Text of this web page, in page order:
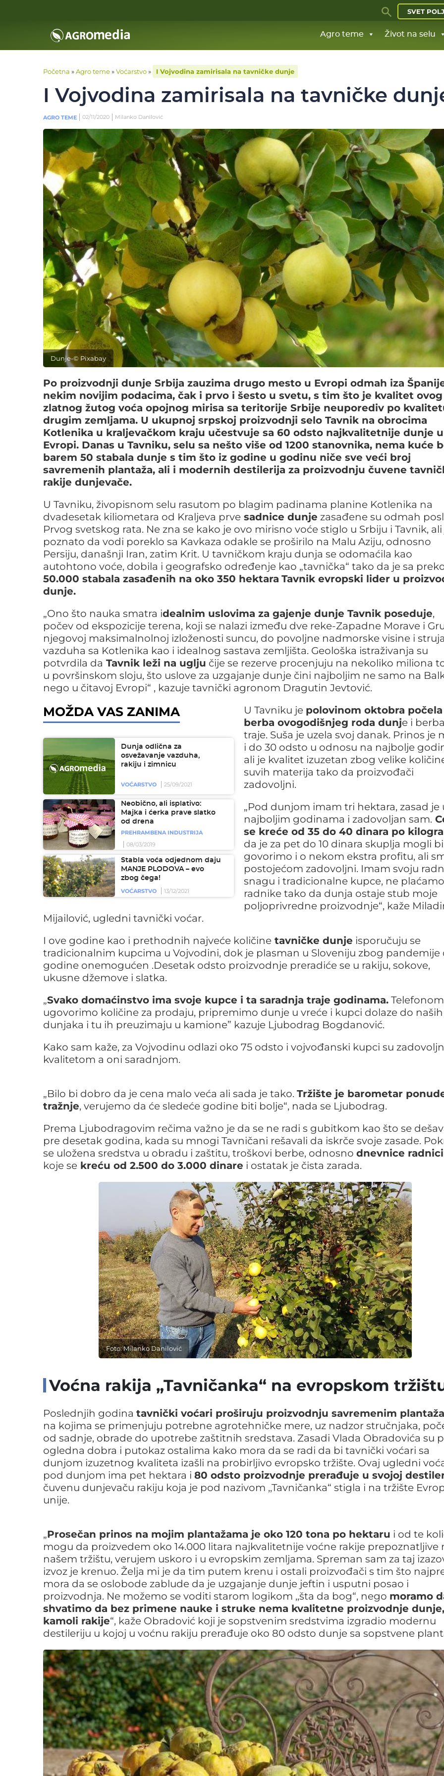
SVET
Agro teme Život na selu
Početna »Agro teme»Voćarstvo» I Vojvodina zamirisala na tavničke dunje
I Vojvodina zamirisala na tavničke
AGRO TEME 02/11/2020 Milanko Danilović
Dunje-© Pixabay
Po proizvodnji dunje Srbija zauzima drugo mesto u Evropi odmah iza
nekim novijim podacima, čak i prvo i šesto u svetu, s tim što je kvalitet ovog
zlatnog žutog voća opojnog mirisa sa teritorije Srbije neuporediv po
drugim zemljama. U ukupnoj srpskoj proizvodnji selo Tavnik na obrocima
Kotlenika u kraljevačkom kraju učestvuje sa 60 odsto najkvalitetnije dunje u
Evropi. Danas u Tavniku, selu sa nešto više od 1200 stanovnika, nema kuće
barem 50 stabala dunje s tim što iz godine u godinu niče sve veći broj
savremenih plantaža, ali i modernih destilerija za proizvodnju čuvene
rakije dunjevače.
U Tavniku, živopisnom selu rasutom po blagim padinama planine Kotlenika na
dvadesetak kiliometara od Kraljeva prve sadnice dunje zasađene su odmah
Prvog svetskog rata. Ne zna se kako je ovo mirisno voće stiglo u Srbiju i Tavnik, ali
poznato da vodi poreklo sa Kavkaza odakle se proširilo na Malu Aziju, odnosno
Persiju, današnji Iran, zatim Krit. U tavničkom kraju dunja se odomaćila kao
autohtono voće, dobila i geografsko određenje kao „tavnička“ tako da je sa
50.000 stabala zasađenih na oko 350 hektara Tavnik evropski lider u
dunje.
„Ono što nauka smatra idealnim uslovima za gajenje dunje Tavnik poseduje,
počev od ekspozicije terena, koji se nalazi između dve reke-Zapadne Morave i
njegovoj maksimalnolnoj izloženosti suncu, do povoljne nadmorske visine i
vazduha sa Kotlenika kao i idealnog sastava zemljišta. Geološka istraživanja su
potvrdila da Tavnik leži na uglju čije se rezerve procenjuju na nekoliko miliona
u površinskom sloju, što uslove za uzgajanje dunje čini najboljim ne samo na
nego u čitavoj Evropi“ , kazuje tavnički agronom Dragutin Jevtović.
MOŽDA VAS ZANIMA
Dunja odlična za
osvežavanje vazduha,
rakiju i zimnicu
VOĆARSTVO 25/09/2021
Neobično, ali isplativo:
Majka i ćerka prave slatko
od drena
PREHRAMBENA INDUSTRIJA
08/03/2019
Stabla voća odjednom daju
MANJE PLODOVA – evo
zbog čega!
VOĆARSTVO
13/12/2021
U Tavniku je polovinom oktobra počela
berba ovogodišnjeg roda dunje i
traje. Suša je uzela svoj danak. Prinos je
i do 30 odsto u odnosu na najbolje
ali je kvalitet izuzetan zbog velike
suvih materija tako da proizvođači
zadovoljni.
„Pod dunjom imam tri hektara, zasad je
najboljim godinama i zadovoljan sam.
se kreće od 35 do 40 dinara po
da je za pet do 10 dinara skuplja mogli
govorimo i o nekom ekstra profitu, ali
postojećom zadovoljni. Imam svoju
snagu i tradicionalne kupce, ne plaćamo
radnike tako da dunja ostaje stub moje
poljoprivredne proizvodnje“, kaže
Mijailović, ugledni tavnički voćar.
I ove godine kao i prethodnih najveće količine tavničke dunje isporučuju se
tradicionalnim kupcima u Vojvodini, dok je plasman u Sloveniju zbog pandemije
godine onemogućen .Desetak odsto proizvodnje preradiće se u rakiju, sokove,
ukusne džemove i slatka.
„Svako domaćinstvo ima svoje kupce i ta saradnja traje godinama. Telefonom
ugovorimo količine za prodaju, pripremimo dunje u vreće i kupci dolaze do naših
dunjaka i tu ih preuzimaju u kamione” kazuje Ljubodrag Bogdanović.
Kako sam kaže, za Vojvodinu odlazi oko 75 odsto i vojvođanski kupci su
kvalitetom a oni saradnjom.
„Bilo bi dobro da je cena malo veća ali sada je tako. Tržište je barometar
tražnje, verujemo da će sledeće godine biti bolje“, nada se Ljubodrag.
Prema Ljubodragovim rečima važno je da se ne radi s gubitkom kao što se
pre desetak godina, kada su mnogi Tavničani rešavali da iskrče svoje zasade.
se uložena sredstva u obradu i zaštitu, troškovi berbe, odnosno dnevnice
koje se kreću od 2.500 do 3.000 dinare i ostatak je čista zarada.
Foto: Milanko Danilović
Voćna rakija „Tavničanka“ na evropskom
Poslednjih godina tavnički voćari proširuju proizvodnju savremenim
na kojima se primenjuju potrebne agrotehničke mere, uz nadzor stručnjaka,
od sadnje, obrade do upotrebe zaštitnih sredstava. Zasadi Vlada Obradovića su
ogledna dobra i putokaz ostalima kako mora da se radi da bi tavnički voćari sa
dunjom izuzetnog kvaliteta izašli na probirljivo evropsko tržište. Ovaj ugledni
pod dunjom ima pet hektara i 80 odsto proizvodnje prerađuje u svojoj
čuvenu dunjevaču rakiju koja je pod nazivom ,,Tavničanka“ stigla i na tržište
unije.
„Prosečan prinos na mojim plantažama je oko 120 tona po hektaru i od te
mogu da proizvedem oko 14.000 litara najkvalitetnije voćne rakije prepoznatljive
našem tržištu, verujem uskoro i u evropskim zemljama. Spreman sam za taj
izvoz je krenuo. Želja mi je da tim putem krenu i ostali proizvođači s tim što
mora da se oslobode zablude da je uzgajanje dunje jeftin i usputni posao i
proizvodnja. Ne možemo se voditi starom logikom ,,šta da bog“, nego moramo
shvatimo da bez primene nauke i struke nema kvalitetne proizvodnje
kamoli rakije“, kaže Obradović koji je sopstvenim sredstvima izgradio modernu
destileriju u kojoj u voćnu rakiju prerađuje oko 80 odsto dunje sa sopstvene